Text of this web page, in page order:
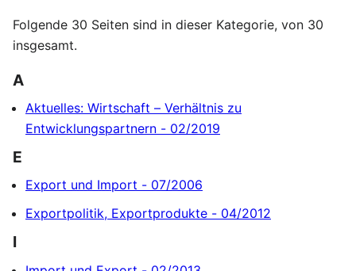
Folgende 30 Seiten sind in dieser Kategorie, von 30
insgesamt.
A
Aktuelles: Wirtschaft – Verhältnis zu
Entwicklungspartnern - 02/2019
E
Export und Import - 07/2006
Exportpolitik, Exportprodukte - 04/2012
I